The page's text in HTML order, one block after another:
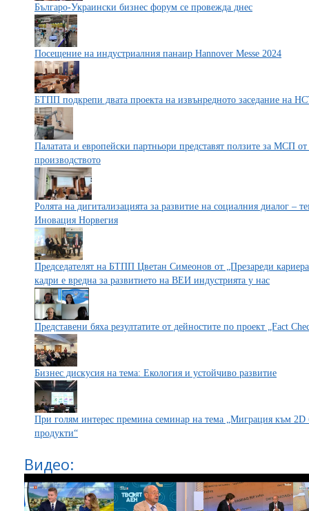
Българо-Украински бизнес форум се провежда днес
Посещение на индустриалния панаир Hannover Messe 2024
БТПП подкрепи двата проекта на извънредното заседание на
Палатата и европейски партньори представят ползите за МСП
производството
Ролята на дигитализацията за развитие на социалния диалог –
Иновация Норвегия
Председателят на БТПП Цветан Симеонов от „Презареди
кадри е вредна за развитието на ВЕИ индустрията у нас
Представени бяха резултатите от дейностите по проект „Fact
Бизнес дискусия на тема: Екология и устойчиво развитие
При голям интерес премина семинар на тема „Миграция към 2D
продукти“
Видео: